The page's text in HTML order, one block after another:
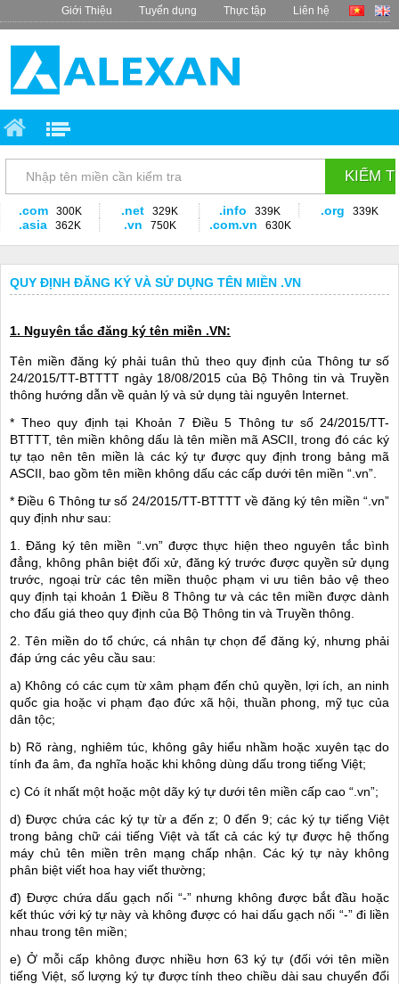
Giới Thiệu Tuyển dụng Thực tập Liên hệ
.com 300K .net 329K .info 339K .org 339K
.asia 362K .vn 750K .com.vn 630K
QUY ĐỊNH ĐĂNG KÝ VÀ SỬ DỤNG TÊN MIỀN .VN
1. Nguyên tắc đăng ký tên miền .VN:
Tên miền đăng ký phải tuân thủ theo quy định của Thông tư số
24/2015/TT-BTTTT ngày 18/08/2015 của Bộ Thông tin và Truyền
thông hướng dẫn về quản lý và sử dụng tài nguyên Internet.
* Theo quy định tại Khoản 7 Điều 5 Thông tư số 24/2015/TT-
BTTTT, tên miền không dấu là tên miền mã ASCII, trong đó các ký
tự tạo nên tên miền là các ký tự được quy định trong bảng mã
ASCII, bao gồm tên miền không dấu các cấp dưới tên miền “.vn”.
* Điều 6 Thông tư số 24/2015/TT-BTTTT về đăng ký tên miền “.vn”
quy định như sau:
1. Đăng ký tên miền “.vn” được thực hiện theo nguyên tắc bình
đẳng, không phân biệt đối xử, đăng ký trước được quyền sử dụng
trước, ngoại trừ các tên miền thuộc phạm vi ưu tiên bảo vệ theo
quy định tại khoản 1 Điều 8 Thông tư và các tên miền được dành
cho đấu giá theo quy định của Bộ Thông tin và Truyền thông.
2. Tên miền do tổ chức, cá nhân tự chọn để đăng ký, nhưng phải
đáp ứng các yêu cầu sau:
a) Không có các cụm từ xâm phạm đến chủ quyền, lợi ích, an ninh
quốc gia hoặc vi phạm đạo đức xã hội, thuần phong, mỹ tục của
dân tộc;
b) Rõ ràng, nghiêm túc, không gây hiểu nhầm hoặc xuyên tạc do
tính đa âm, đa nghĩa hoặc khi không dùng dấu trong tiếng Việt;
c) Có ít nhất một hoặc một dãy ký tự dưới tên miền cấp cao “.vn”;
d) Được chứa các ký tự từ a đến z; 0 đến 9; các ký tự tiếng Việt
trong bảng chữ cái tiếng Việt và tất cả các ký tự được hệ thống
máy chủ tên miền trên mạng chấp nhận. Các ký tự này không
phân biệt viết hoa hay viết thường;
đ) Được chứa dấu gạch nối “-” nhưng không được bắt đầu hoặc
kết thúc với ký tự này và không được có hai dấu gạch nối “-” đi liền
nhau trong tên miền;
e) Ở mỗi cấp không được nhiều hơn 63 ký tự (đối với tên miền
tiếng Việt, số lượng ký tự được tính theo chiều dài sau chuyển đổi